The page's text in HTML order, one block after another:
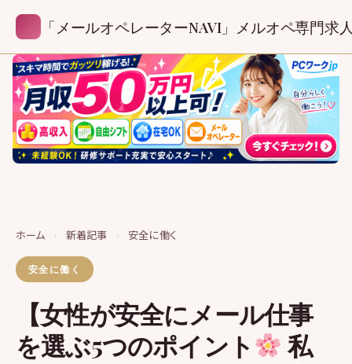
「メールオペレーターNAVI」メルオペ専門求
ホーム › 新着記事 › 安全に働く
安全に働く
【女性が安全にメール仕事
を選ぶ5つのポイント
私